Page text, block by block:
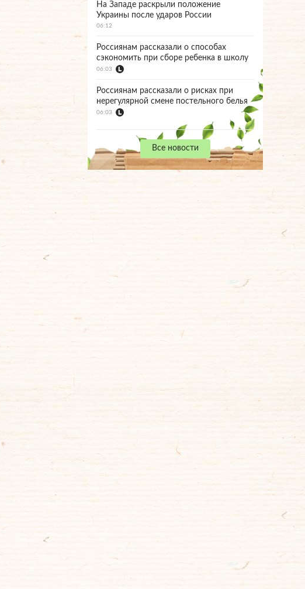
На Западе раскрыли положение
Украины после ударов России
06:12
Россиянам рассказали о способах
сэкономить при сборе ребенка в школу
06:03
Россиянам рассказали о рисках при
нерегулярной смене постельного белья
06:03
Все новости